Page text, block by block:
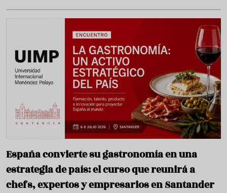
España convierte su gastronomía en una
estrategia de país: el curso que reunirá a
chefs, expertos y empresarios en Santander